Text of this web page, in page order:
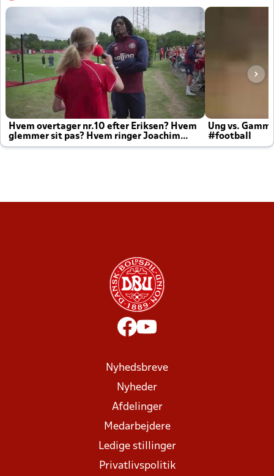
Hvem overtager nr.10 efter Eriksen? Hvem
glemmer sit pas? Hvem ringer Joachim
altid til efter kampe?
Ung vs.
#football
Nyhedsbreve
Nyheder
Afdelinger
Medarbejdere
Ledige stillinger
Privatlivspolitik